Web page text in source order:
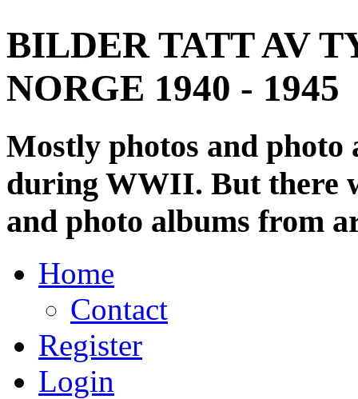
BILDER TATT AV
NORGE 1940 - 1945
Mostly photos and
during WWII. But there
and photo albums from
Home
Contact
Register
Login